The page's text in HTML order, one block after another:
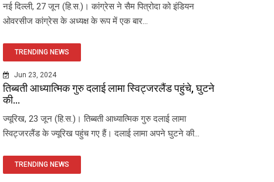
नई दिल्ली, 27 जून (हि.स.)। कांग्रेस ने सैम पित्रोदा को इंडियन
ओवरसीज कांग्रेस के अध्यक्ष के रूप में एक बार...
TRENDING NEWS
Jun 23, 2024
तिब्बती आध्यात्मिक गुरु दलाई लामा स्विट्जरलैंड पहुंचे, घुटने
की...
ज्यूरिख, 23 जून (हि.स.)। तिब्बती आध्यात्मिक गुरु दलाई लामा
स्विट्जरलैंड के ज्यूरिख पहुंच गए हैं। दलाई लामा अपने घुटने की...
TRENDING NEWS